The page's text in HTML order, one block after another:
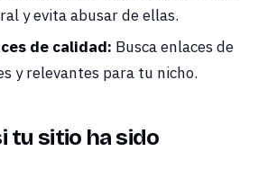
y evita abusar de ellas.
de calidad: Busca enlaces de
y relevantes para tu nicho.
tu sitio ha sido